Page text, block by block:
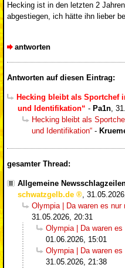
Hecking ist in den letzten 2
abgestiegen, ich hätte ihn lieber
antworten
Antworten auf diesen Eintrag:
Hecking bleibt als Sportchef
und Identifikation“ - Pa1n,
Hecking bleibt als
und Identifikation“ -
gesamter Thread:
Allgemeine
schwatzgelb.de
,
Olympia | Da waren es nur
31.05.2026, 20:31
Olympia | Da waren es
01.06.2026, 15:01
Olympia | Da waren es
31.05.2026, 21:38